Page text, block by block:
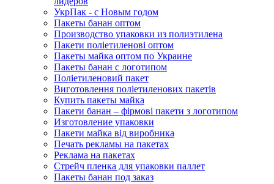
УкрПак - с Новым годом
Пакеты банан оптом
Производство упаковки из полиэтилена
Пакети поліетиленові оптом
Пакеты майка оптом по Украине
Пакеты банан с логотипом
Поліетиленовий пакет
Виготовлення поліетиленових пакетів
Купить пакеты майка
Пакети банан – фірмові пакети з логотипом
Изготовление упаковки
Пакети майка від виробника
Печать рекламы на пакетах
Реклама на пакетах
Стрейч пленка для упаковки паллет
Пакеты банан под заказ